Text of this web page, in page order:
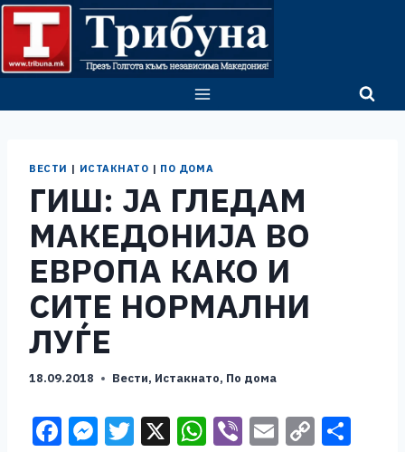
Skip
content
ВЕСТИ | ИСТАКНАТО | ПО ДОМА
ГИШ: ЈА ГЛЕДАМ
МАКЕДОНИЈА ВО
ЕВРОПА КАКО И
СИТЕ НОРМАЛНИ
ЛУЃЕ
18.09.2018 Вести, Истакнато, По дома
F M T X W Vi E C